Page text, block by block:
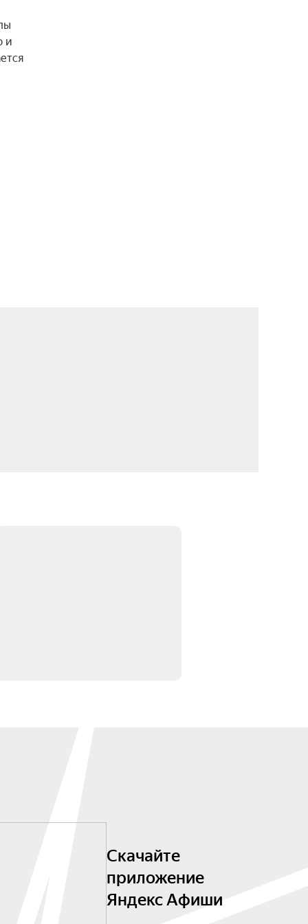
и
Скачайте
приложение
Яндекс Афиши